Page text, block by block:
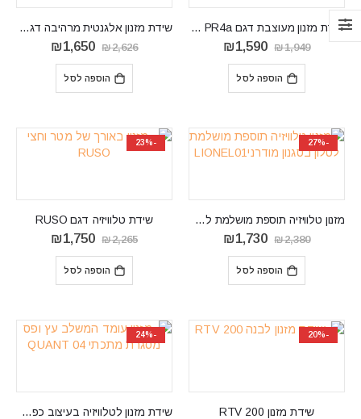
שידת מזנון מעוצבת דגם PORTO PR4a
₪1,949
המחיר
המקורי
היה:
₪1,949.
₪1,590
הוספה לסל
שידת מזנון אלגנטית מרהיבה דגם TOSCANIA 6
₪2,626
המחיר
המקורי
היה:
₪2,626.
₪1,650
הוספה לסל
-27%
מזנון טלוויזיה תוספת מושלמת לסלון בסגנון מודרניLIONEL01
₪2,380
המחיר
המקורי
היה:
₪2,380.
₪1,730
הוספה לסל
-23%
שידת טלוויזיה דגם RUSO
₪2,265
המחיר
המקורי
היה:
₪2,265.
₪1,750
הוספה לסל
-20%
שידת מזנון RTV 200
-24%
שידת מזנון לטלוויזיה בעיצוב כפרי QUANT 04